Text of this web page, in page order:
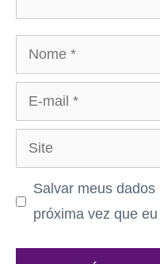
Nome
mail
Site
Salvar meus
próxima vez que